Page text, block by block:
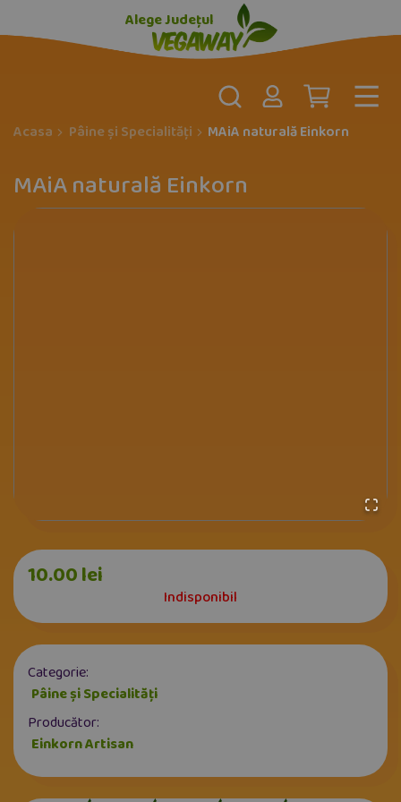
Alege Județul
Acasa Pâine și Specialități MAiA naturală Einkorn
MAiA naturală Einkorn
10.00lei
Indisponibil
Categorie:
Pâine și Specialități
Producător:
Einkorn Artisan